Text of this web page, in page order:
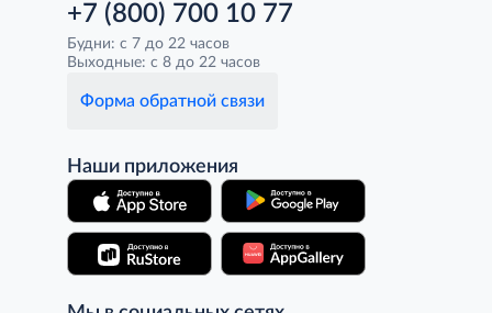
+7 (800) 700 10 77
Будни: с 7 до 22 часов
Выходные: с 8 до 22 часов
Форма обратной связи
Наши приложения